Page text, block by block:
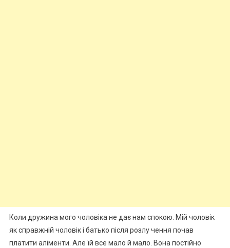
Коли дружина мого чоловіка не дає нам спокою. Мій чоловік
як справжній чоловік і батько після розлу чення почав
платити аліменти. Але їй все мало й мало. Вона постійно